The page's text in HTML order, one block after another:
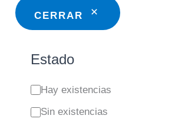
CERRAR
Estado
E
s
Hay existencias
Sin existencias